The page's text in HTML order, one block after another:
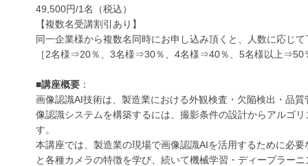
49,500円/1名（税込）
【複数名受講割引あり】
同一企業様から複数名同時にお申し込み頂くと、人数に応じ
［2名様⇒20％、3名様⇒30％、4名様⇒40％、5名様以上⇒50
■講座概要 ：
画像認識AI技術は、製造業における外観検査・欠陥検出・品
像認識システムを構築するには、撮影条件の設計からアルゴ
す。
本講座では、製造業の現場で画像認識AIを活用するために必
と各種カメラの特徴を学び、続いて機械学習・ディープラー